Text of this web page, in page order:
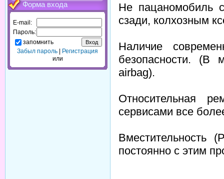
Форма входа
E-mail:
Пароль:
запомнить
Забыл пароль
Регистрация
или
Не пацаномобиль
сзади, колхозным
Наличие
безопасности. (В
airbag).
Относительная
сервисами все
постоянно с этим